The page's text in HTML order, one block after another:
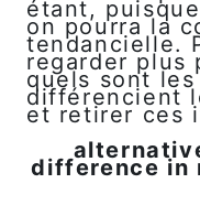
étant,
on pourra la
tendancielle.
regarder plus
quels sont
différencient
et retirer ces
difference in